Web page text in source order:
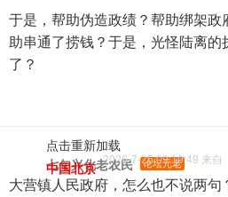
于是，帮助伪造政绩？帮助绑架政
助串通了捞钱？于是，光怪陆离的
了？
点击重新加载
七旬兴化老农民 论坛元老
2026-7-25 09:19:49 来自
中国北京
大营镇人民政府，怎么也不说两